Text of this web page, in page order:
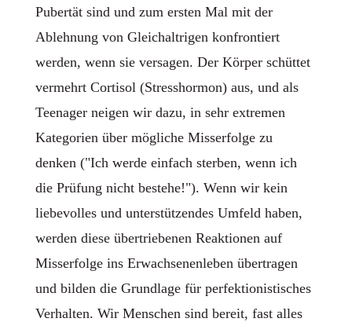
Pubertät sind und zum ersten Mal mit der
Ablehnung von Gleichaltrigen konfrontiert
werden, wenn sie versagen. Der Körper schüttet
vermehrt Cortisol (Stresshormon) aus, und als
Teenager neigen wir dazu, in sehr extremen
Kategorien über mögliche Misserfolge zu
denken ("Ich werde einfach sterben, wenn ich
die Prüfung nicht bestehe!"). Wenn wir kein
liebevolles und unterstützendes Umfeld haben,
werden diese übertriebenen Reaktionen auf
Misserfolge ins Erwachsenenleben übertragen
und bilden die Grundlage für perfektionistisches
Verhalten. Wir Menschen sind bereit, fast alles